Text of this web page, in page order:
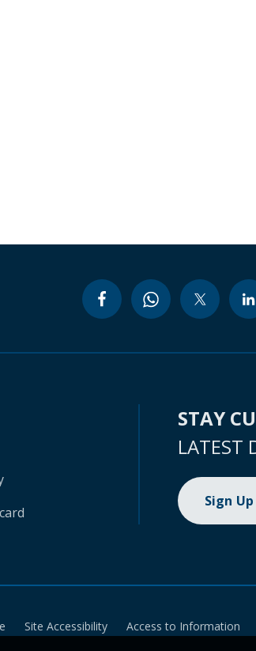
STAY
LATEST
Sign Up
Site Accessibility Access to Information